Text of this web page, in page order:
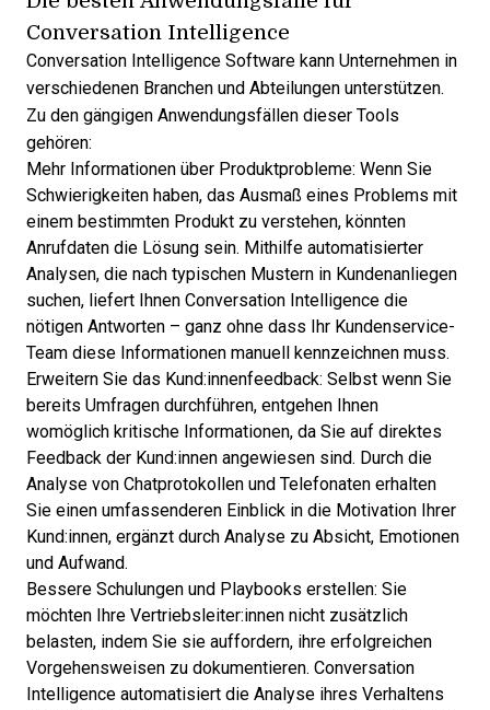
Conversation Intelligence
Conversation Intelligence Software kann Unternehmen in
verschiedenen Branchen und Abteilungen unterstützen.
Zu den gängigen Anwendungsfällen dieser Tools
gehören:
Mehr Informationen über Produktprobleme: Wenn Sie
Schwierigkeiten haben, das Ausmaß eines Problems mit
einem bestimmten Produkt zu verstehen, könnten
Anrufdaten die Lösung sein. Mithilfe automatisierter
Analysen, die nach typischen Mustern in Kundenanliegen
suchen, liefert Ihnen Conversation Intelligence die
nötigen Antworten – ganz ohne dass Ihr Kundenservice-
Team diese Informationen manuell kennzeichnen muss.
Erweitern Sie das Kund:innenfeedback: Selbst wenn Sie
bereits Umfragen durchführen, entgehen Ihnen
womöglich kritische Informationen, da Sie auf direktes
Feedback der Kund:innen angewiesen sind. Durch die
Analyse von Chatprotokollen und Telefonaten erhalten
Sie einen umfassenderen Einblick in die Motivation Ihrer
Kund:innen, ergänzt durch Analyse zu Absicht, Emotionen
und Aufwand.
Bessere Schulungen und Playbooks erstellen: Sie
möchten Ihre Vertriebsleiter:innen nicht zusätzlich
belasten, indem Sie sie auffordern, ihre erfolgreichen
Vorgehensweisen zu dokumentieren. Conversation
Intelligence automatisiert die Analyse ihres Verhaltens